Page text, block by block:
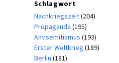
Schlagwort
Nachkriegszeit(204)
Propaganda (195)
Antisemitismus (193)
Erster Weltkrieg (189)
Berlin (181)